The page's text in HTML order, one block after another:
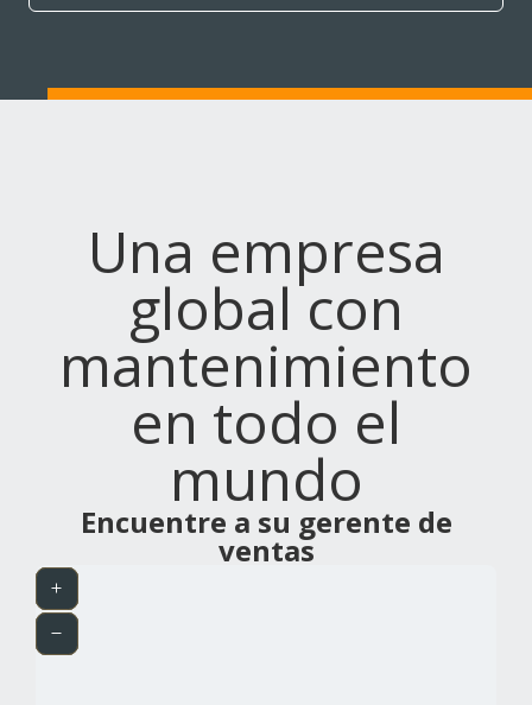
Una empresa
global con
mantenimiento
en todo el
mundo
Encuentre a su gerente de
ventas